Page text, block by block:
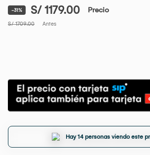
-31% S/ 1179.00 Precio
S/ 1709.00 Antes
Hay 14 personas viendo este